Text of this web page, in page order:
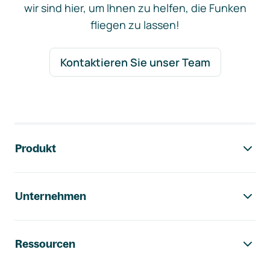
wir sind hier, um Ihnen zu helfen, die Funken
fliegen zu lassen!
Kontaktieren Sie unser Team
Produkt
Unternehmen
Ressourcen